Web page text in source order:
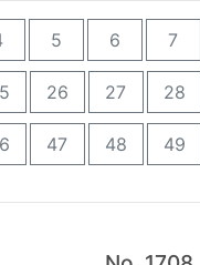
5 6 7
26 27 28
47 48 49